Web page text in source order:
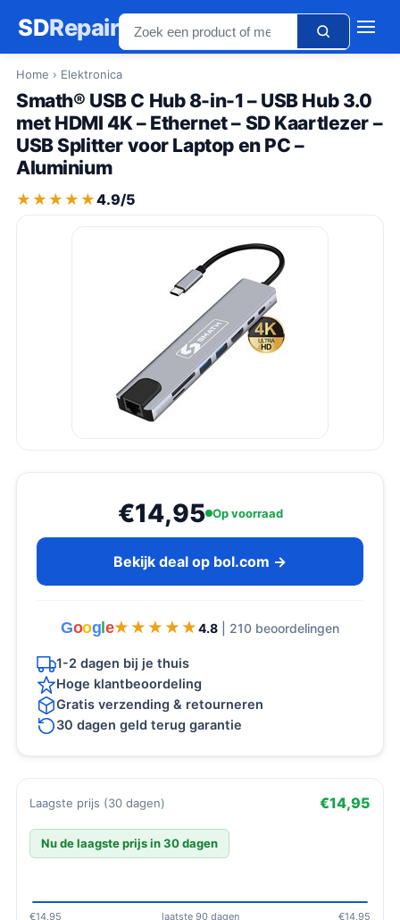
SDRepair
Home › Elektronica
Smath® USB C Hub 8-in-1 – USB Hub 3.0
met HDMI 4K – Ethernet – SD Kaartlezer –
USB Splitter voor Laptop en PC –
Aluminium
★★★★★
★★★★★4.9/5
€14,95 Op voorraad
Bekijk deal op bol.com →
Goog e★★★★★
★★★★★ 4.8 | 210 beoordelingen
1-2 dagen bij je thuis
Hoge klantbeoordeling
Gratis verzending & retourneren
30 dagen geld terug garantie
Laagste prijs (30 dagen) €14,95
Nu de laagste prijs in 30 dagen
€14,95 laatste 90 dagen €14,95